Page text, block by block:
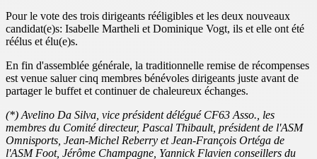
Pour le vote des trois dirigeants rééligibles et les deux nouveaux
candidat(e)s: Isabelle Martheli et Dominique Vogt, ils et elle ont été
réélus et élu(e)s.
En fin d'assemblée générale, la traditionnelle remise de récompenses
est venue saluer cinq membres bénévoles dirigeants juste avant de
partager le buffet et continuer de chaleureux échanges.
(*) Avelino Da Silva, vice président délégué CF63 Asso., les
membres du Comité directeur, Pascal Thibault, président de l'ASM
Omnisports, Jean-Michel Reberry et Jean-François Ortéga de
l'ASM Foot, Jérôme Champagne, Yannick Flavien conseillers du